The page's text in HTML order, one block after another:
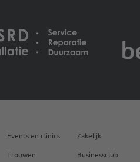
Events en clinics
Trouwen
Zakelijk
Businessclub